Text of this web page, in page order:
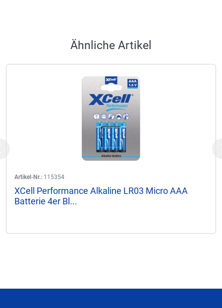
Ähnliche Artikel
Artikel-Nr.: 115354
XCell Performance Alkaline LR03 Micro AAA
Batterie 4er Bl...